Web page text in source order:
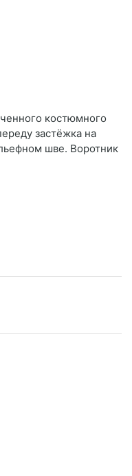
костюмного
застёжка на
шве. Воротник